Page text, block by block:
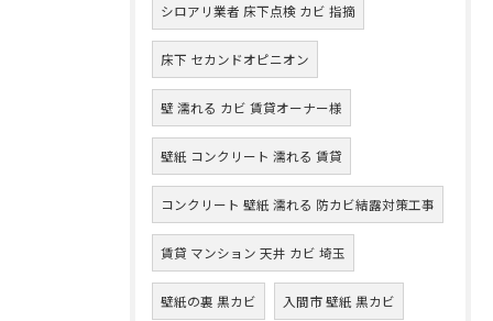
シロアリ業者 床下点検 カビ 指摘
床下 セカンドオピニオン
壁 濡れる カビ 賃貸オーナー様
壁紙 コンクリート 濡れる 賃貸
コンクリート 壁紙 濡れる 防カビ結露対策工事
賃貸 マンション 天井 カビ 埼玉
壁紙の裏 黒カビ 入間市 壁紙 黒カビ